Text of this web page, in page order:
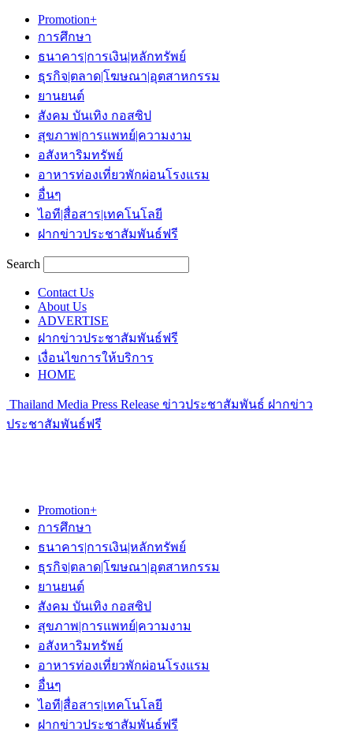
Promotion+
การศึกษา
ธนาคาร|การเงิน|หลักทรัพย์
ธุรกิจ|ตลาด|โฆษณา|อุตสาหกรรม
ยานยนต์
สังคม บันเทิง กอสซิป
สุขภาพ|การแพทย์|ความงาม
อสังหาริมทรัพย์
อาหารท่องเที่ยวพักผ่อนโรงแรม
อื่นๆ
ไอที|สื่อสาร|เทคโนโลยี
ฝากข่าวประชาสัมพันธ์ฟรี
Search
Contact Us
About Us
ADVERTISE
ฝากข่าวประชาสัมพันธ์ฟรี
เงื่อนไขการให้บริการ
HOME
Thailand Media Press Release ข่าวประชาสัมพันธ์ ฝากข่าว
ประชาสัมพันธ์ฟรี
Promotion+
การศึกษา
ธนาคาร|การเงิน|หลักทรัพย์
ธุรกิจ|ตลาด|โฆษณา|อุตสาหกรรม
ยานยนต์
สังคม บันเทิง กอสซิป
สุขภาพ|การแพทย์|ความงาม
อสังหาริมทรัพย์
อาหารท่องเที่ยวพักผ่อนโรงแรม
อื่นๆ
ไอที|สื่อสาร|เทคโนโลยี
ฝากข่าวประชาสัมพันธ์ฟรี